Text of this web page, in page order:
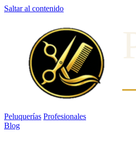
Saltar al contenido
Peluquerías Profesionales
Blog